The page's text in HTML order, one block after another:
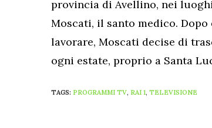
provincia di Avellino, nei
Moscati, il santo medico.
lavorare, Moscati decise di
ogni estate, proprio a Santa
TAGS: PROGRAMMI TV, RAI 1, TELEVISIONE